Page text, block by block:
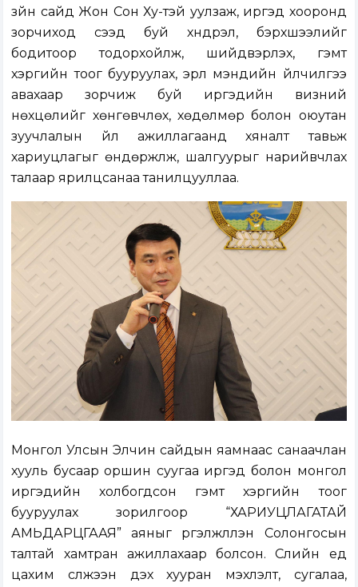
зүйн сайд Жон Сон Ху-тэй уулзаж, иргэд хооронд
зорчиход үүсээд буй хүндрэл, бэрхшээлийг
бодитоор тодорхойлж, шийдвэрлэх, гэмт
хэргийн тоог бууруулах, эрүүл мэндийн үйлчилгээ
авахаар зорчиж буй иргэдийн визний
нөхцөлийг хөнгөвчлөх, хөдөлмөр болон оюутан
зуучлалын үйл ажиллагаанд хяналт тавьж
хариуцлагыг өндөржүүлж, шалгуурыг нарийвчлах
талаар ярилцсанаа танилцууллаа.
Монгол Улсын Элчин сайдын яамнаас санаачлан
хууль бусаар оршин суугаа иргэд болон монгол
иргэдийн холбогдсон гэмт хэргийн тоог
бууруулах зорилгоор “ХАРИУЦЛАГАТАЙ
АМЬДАРЦГААЯ” аяныг үргэлжлүүлэн Солонгосын
талтай хамтран ажиллахаар болсон. Сүүлийн үед
цахим сүлжээн дэх хууран мэхлэлт, сугалаа,